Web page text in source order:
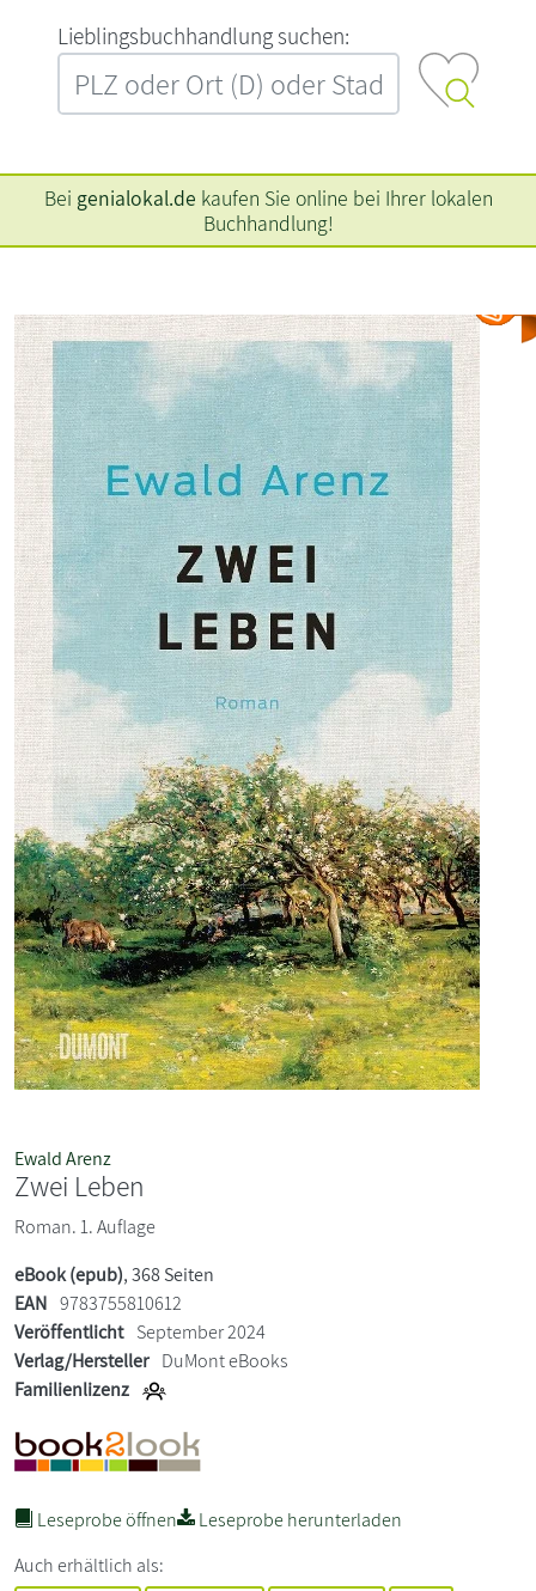
L‍i‍e‍b‍l‍i‍n‍g‍s‍b‍u‍c‍h‍h‍a‍n‍d‍l‍u‍n‍g‍ ‍s‍u‍c‍h‍e‍n‍:‍
Bei genialokal.de kaufen Sie online bei Ihrer lokalen
Buchhandlung!
Ewald Arenz
Zwei Leben
Roman. 1. Auflage
eBook (epub), 368 Seiten
EAN 9783755810612
Veröffentlicht September 2024
Verlag/Hersteller DuMont eBooks
Familienlizenz
Leseprobe öffnen
Leseprobe herunterladen
Auch erhältlich als: